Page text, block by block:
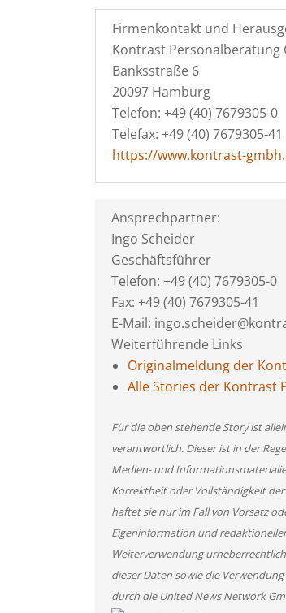
Firmenkontakt und
Kontrast Personalberatung
Banksstraße 6
20097 Hamburg
Telefon: +49 (40) 7679305-0
Telefax: +49 (40) 7679305-41
https://www.kontrast-
Ansprechpartner:
Ingo Scheider
Geschäftsführer
Telefon: +49 (40) 7679305-0
Fax: +49 (40) 7679305-41
E-Mail:
Weiterführende Links
Originalmeldung der
Alle Stories der Kontrast
Für die oben stehende Story ist
verantwortlich. Dieser ist in der
Medien- und
Korrektheit oder Vollständigkeit
haftet sie nur im Fall von Vorsatz
Eigeninformation und
Weiterverwendung
dieser Daten sowie die
durch die United News Network